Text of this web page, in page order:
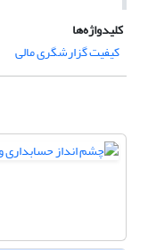
کلیدواژه‌ها
کیفیت گزارشگری مالی